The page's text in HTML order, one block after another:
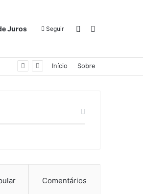
Juros Seguir Switch skin
Início Sobre
Comentários